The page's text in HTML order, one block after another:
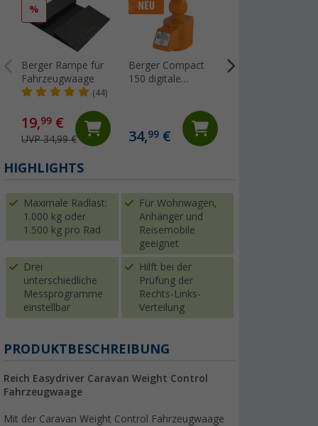
%
Berger Rampe für
Fahrzeugwaage
(44)
19,99 €
UVP 34,99 €
Berger Compact
150 digitale
Anhängerkupplung
34,99 €
HIGHLIGHTS
Maximale Radlast:
1.000 kg oder
1.500 kg pro Rad
Für Wohnwagen,
Anhänger und
Reisemobile
geeignet
Drei
unterschiedliche
Messprogramme
einstellbar
Hilft bei der
Prüfung der
Rechts-Links-
Verteilung
PRODUKTBESCHREIBUNG
Reich Easydriver Caravan Weight Control
Fahrzeugwaage
Mit der Caravan Weight Control Fahrzeugwaage